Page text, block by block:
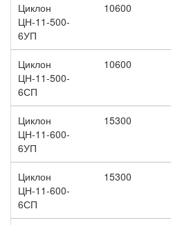
Циклон
ЦН-11-500-
6УП
10600
Циклон
ЦН-11-500-
6СП
10600
Циклон
ЦН-11-600-
6УП
15300
Циклон
ЦН-11-600-
6СП
15300